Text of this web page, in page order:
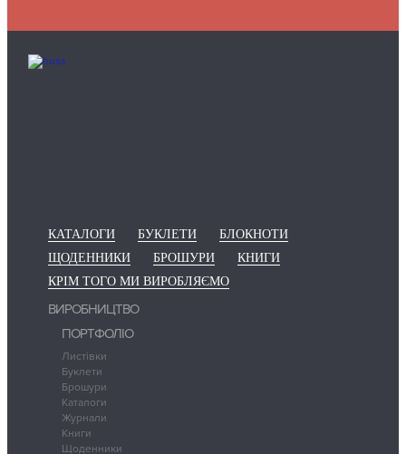
КАТАЛОГИ БУКЛЕТИ
БЛОКНОТИ
ЩОДЕННИКИ
БРОШУРИ
КНИГИ
КРІМ ТОГО МИ ВИРОБЛЯЄМО
ВИРОБНИЦТВО
ПОРТФОЛІО
Листівки
Буклети
Брошури
Каталоги
Журнали
Книги
Щоденники